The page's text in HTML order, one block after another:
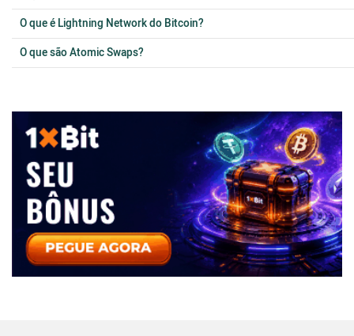
O que é Lightning Network do Bitcoin?
O que são Atomic Swaps?